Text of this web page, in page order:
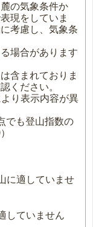
の気象条件か
現をしていま
考慮し、気象条
場合があります
含まれておりま
ください。
り表示内容が異
でも登山指数の
に適していませ
していません